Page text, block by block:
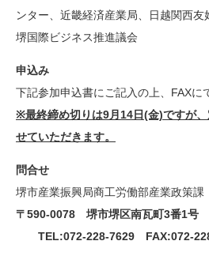
ンター、近畿経済産業局、日越関西友
堺国際ビジネス推進議会
申込み
下記参加申込書にご記入の上、FAXに
※最終締め切りは9月14日(金)ですが
せていただきます。
問合せ
堺市産業振興局商工労働部産業政策課
〒590-0078 堺市堺区南瓦町3番1号
TEL:072-228-7629 FAX:072-